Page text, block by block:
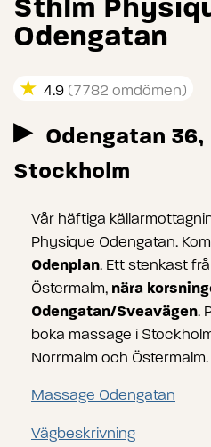
Sthlm
Odengatan
★4.9 (7782 omdömen)
▸ Odengatan 36,
Stockholm
Vår häftiga
Physique Odengatan.
Odenplan. Ett stenkast
Östermalm, nära
Odengatan/Sveavägen.
boka massage i
Norrmalm och Östermalm.
Massage Odengatan
Vägbeskrivning